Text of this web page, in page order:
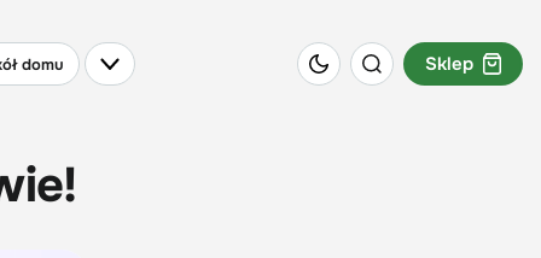
domu Sklep